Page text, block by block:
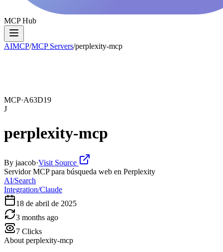
MCP Hub
AIMCP/MCP Servers/perplexity-mcp
MCP·A63D19
J
perplexity-mcp
By jaacob·Visit Source
Servidor MCP para búsqueda web en Perplexity
AI/Search
Integration/Claude
18 de abril de 2025
3 months ago
7 Clicks
About perplexity-mcp